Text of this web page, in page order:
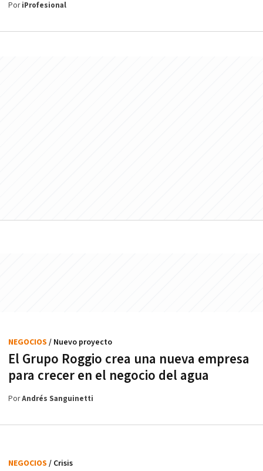
PoriProfesional
El Grupo Roggio crea una nueva empresa
para crecer en el negocio del agua
NEGOCIOS / Nuevo proyecto
PorAndrés Sanguinetti
NEGOCIOS / Crisis